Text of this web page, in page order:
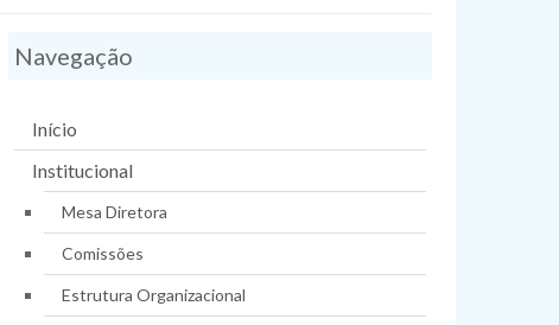
Navegação
Início
Institucional
Mesa Diretora
Comissões
Estrutura Organizacional